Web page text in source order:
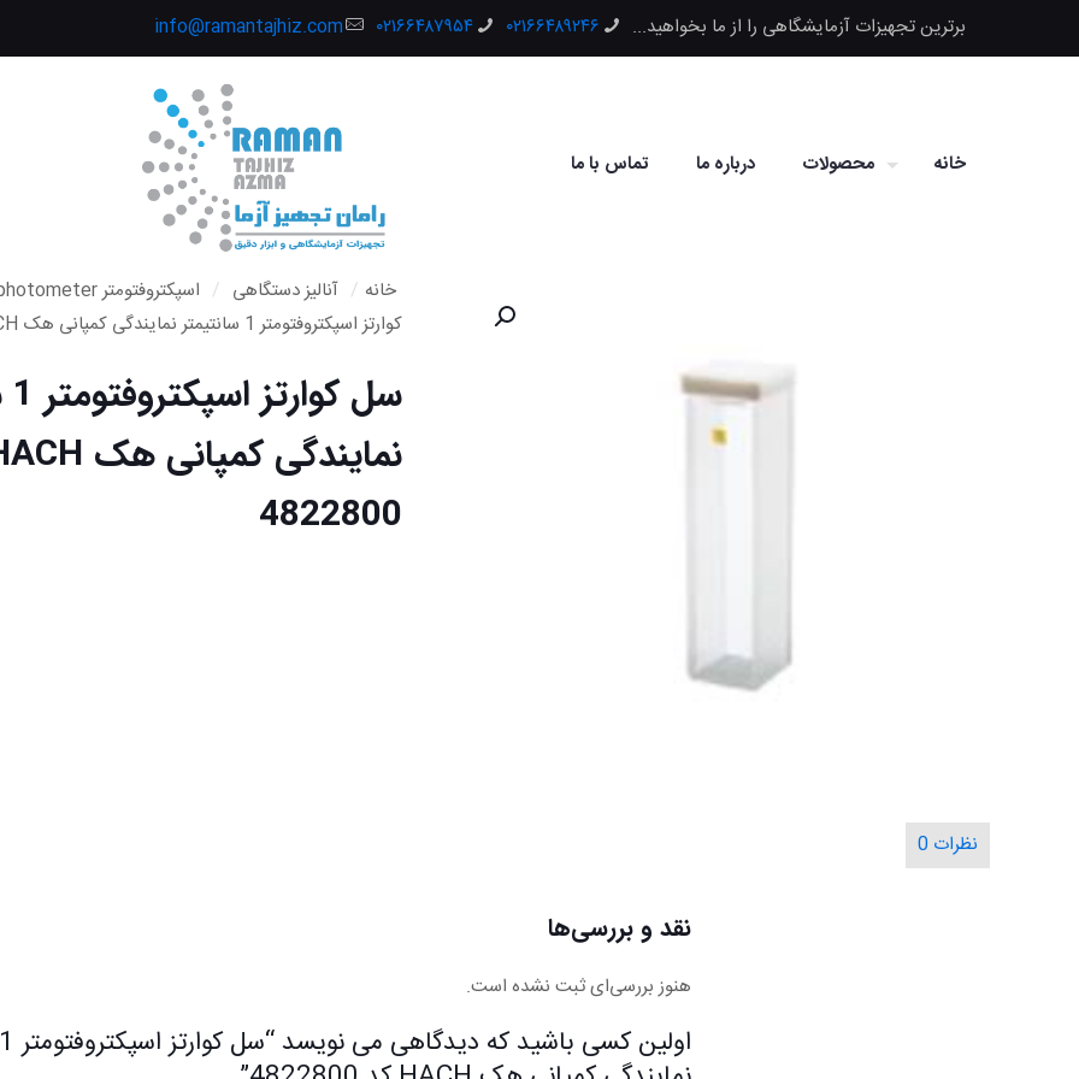
برترین تجهیزات آزمایشگاهی را از ما بخواهید... ۰۲۱۶۶۴۸۹۲۴۶ ۰۲۱۶۶۴۸۷۹۵۴ info@ramantajhiz.com
خانه محصولات درباره ما تماس با ما
خانه / آنالیز دستگاهی / اسپکتروفتومتر Spectrophotometer
کوارتز اسپکتروفتومتر 1 سانتیمتر نمایندگی کمپانی هک HACH کد 4822800
4822800
نظرات 0
نقد و بررسی‌ها
هنوز بررسی‌ای ثبت نشده است.